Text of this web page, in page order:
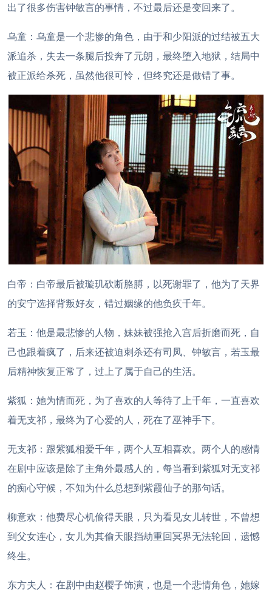
出了很多伤害钟敏言的事情，不过最后还是变回来了。
乌童：乌童是一个悲惨的角色，由于和少阳派的过结被五大
派追杀，失去一条腿后投奔了元朗，最终堕入地狱，结局中
被正派给杀死，虽然他很可怜，但终究还是做错了事。
白帝：白帝最后被璇玑砍断胳膊，以死谢罪了，他为了天界
的安宁选择背叛好友，错过姻缘的他负疚千年。
若玉：他是最悲惨的人物，妹妹被强抢入宫后折磨而死，自
己也跟着疯了，后来还被迫刺杀还有司凤、钟敏言，若玉最
后精神恢复正常了，过上了属于自己的生活。
紫狐：她为情而死，为了喜欢的人等待了上千年，一直喜欢
着无支祁，最终为了心爱的人，死在了巫神手下。
无支祁：跟紫狐相爱千年，两个人互相喜欢。两个人的感情
在剧中应该是除了主角外最感人的，每当看到紫狐对无支祁
的痴心守候，不知为什么总想到紫霞仙子的那句话。
柳意欢：他费尽心机偷得天眼，只为看见女儿转世，不曾想
到父女连心，女儿为其偷天眼挡劫重回冥界无法轮回，遗憾
终生。
东方夫人：在剧中由赵樱子饰演，也是一个悲情角色，她嫁